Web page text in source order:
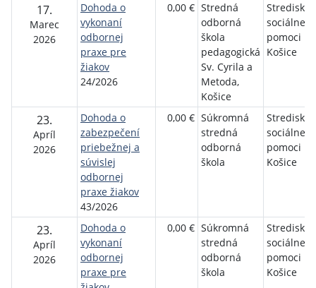
17.
Marec
2026
Dohoda o
vykonaní
odbornej
praxe pre
žiakov
24/2026
0,00 € Stredná
odborná
škola
pedagogická
Sv. Cyrila a
Metoda,
Košice
Stredisko
sociálnej
pomoci
Košice
23.
Apríl
2026
Dohoda o
zabezpečení
priebežnej a
súvislej
odbornej
praxe žiakov
43/2026
0,00 € Súkromná
stredná
odborná
škola
Stredisko
sociálnej
pomoci
Košice
23.
Apríl
2026
Dohoda o
vykonaní
odbornej
praxe pre
0,00 € Súkromná
stredná
odborná
škola
Stredisko
sociálnej
pomoci
Košice